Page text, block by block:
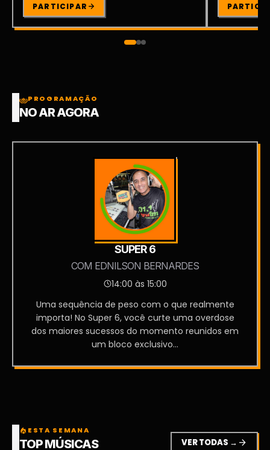
PARTICIPAR
PROGRAMAÇÃO
NO AR AGORA
SUPER 6
COM EDNILSON BERNARDES
14:00 às 15:00
Uma sequência de peso com o que realmente
importa! No Super 6, você curte uma overdose
dos maiores sucessos do momento reunidos em
um bloco exclusivo...
local_fire_department ESTA SEMANA
TOP MÚSICAS VER TODAS → arrow_forward